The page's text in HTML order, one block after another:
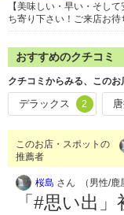
【美味しい・早い・そし
ち寄り下さい！ご来店お待
おすすめのクチコミ
クチコミからみる、このお
デラックス 2
このお店・スポットの
推薦者
桜島 さん （男性/鹿
「#思い出